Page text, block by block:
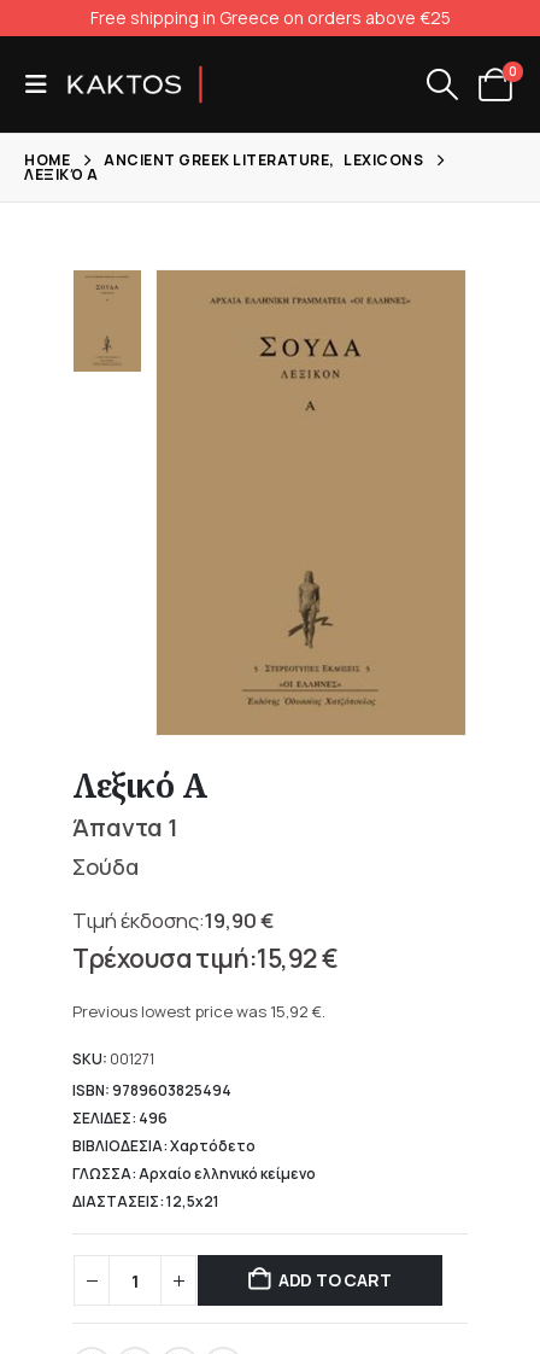
Free shipping in Greece on orders above €25
0
HOME ANCIENT GREEK LITERATURE, LEXICONS
ΛΕΞΙΚΌ Α
Λεξικό Α
Άπαντα 1
Σούδα
19,90€
Original
price
19,90 €.
15,92€
price
15,92 €.
Previous lowest price was 15,92 €.
SKU: 001271
ISBN: 9789603825494
ΣΕΛΙΔΕΣ: 496
ΒΙΒΛΙΟΔΕΣΙΑ: Χαρτόδετο
ΓΛΩΣΣΑ: Αρχαίο ελληνικό κείμενο
ΔΙΑΣΤΑΣΕΙΣ: 12,5x21
ADD TO CART